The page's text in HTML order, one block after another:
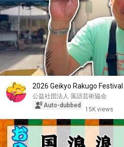
2026 Geikyo Rakugo
公益社団法人 落語芸術協会
Auto-dubbed
15K views